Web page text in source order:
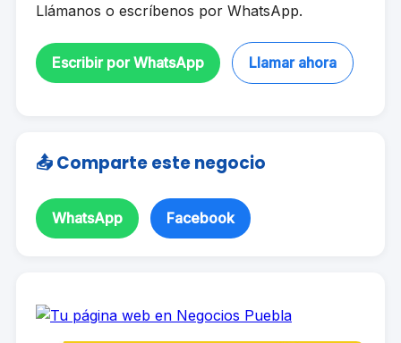
Llámanos o escríbenos por WhatsApp.
Escribir por WhatsApp Llamar ahora
📤 Comparte este negocio
WhatsApp Facebook